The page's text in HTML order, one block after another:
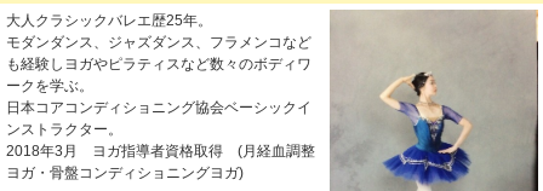
大人クラシックバレエ歴25年。
モダンダンス、ジャズダンス、フラメンコなど
も経験しヨガやピラティスなど数々のボディワ
ークを学ぶ。
日本コアコンディショニング協会ベーシックイ
ンストラクター。
2018年3月 ヨガ指導者資格取得 (月経血調整
ヨガ・骨盤コンディショニングヨガ)